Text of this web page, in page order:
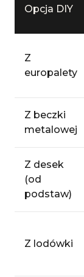
Opcja DIY
Z
europalety
Z beczki
metalowej
Z desek
(od
podstaw)
Z lodówki